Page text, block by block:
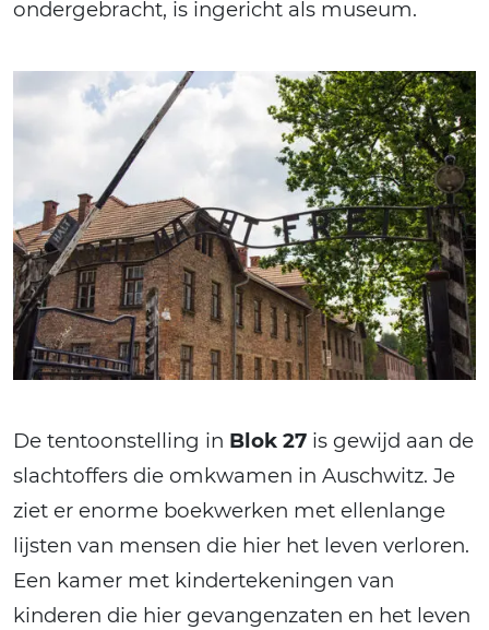
ondergebracht, is ingericht als museum.
De tentoonstelling in Blok 27 is gewijd aan de
slachtoffers die omkwamen in Auschwitz. Je
ziet er enorme boekwerken met ellenlange
lijsten van mensen die hier het leven verloren.
Een kamer met kindertekeningen van
kinderen die hier gevangenzaten en het leven